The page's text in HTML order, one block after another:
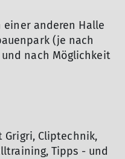
einer anderen Halle
(je nach
nach Möglichkeit
Grigri, Cliptechnik,
Tipps - und